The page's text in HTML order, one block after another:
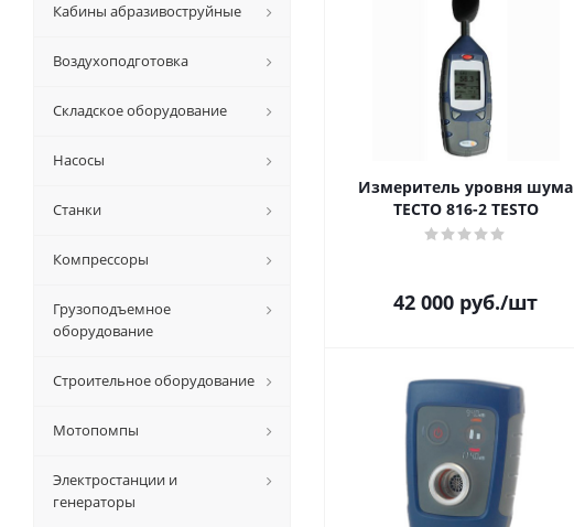
Измеритель уровня шума
ТЕСТО 816-2 TESTO
42 000 руб./шт
Кабины абразивоструйные
Воздухоподготовка
Складское оборудование
Насосы
Станки
Компрессоры
Грузоподъемное
оборудование
Строительное оборудование
Мотопомпы
Электростанции и
генераторы